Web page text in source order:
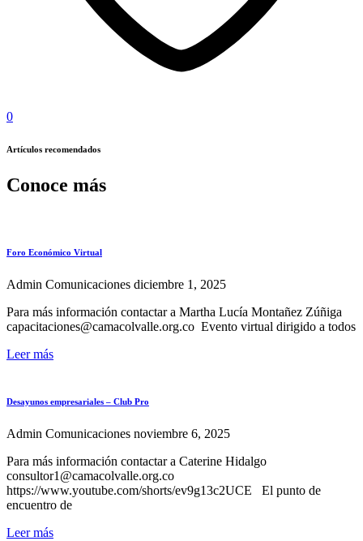
0
Artículos recomendados
Conoce más
Foro Económico Virtual
Admin Comunicaciones diciembre 1, 2025
Para más información contactar a Martha Lucía Montañez Zúñiga
capacitaciones@camacolvalle.org.co Evento virtual dirigido a todos
Leer más
Desayunos empresariales – Club Pro
Admin Comunicaciones noviembre 6, 2025
Para más información contactar a Caterine Hidalgo
consultor1@camacolvalle.org.co
https://www.youtube.com/shorts/ev9g13c2UCE El punto de
encuentro de
Leer más